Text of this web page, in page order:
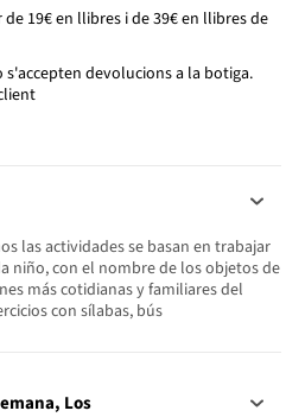
19€ en llibres i de 39€ en llibres de
devolucions a la botiga.
las actividades se basan en trabajar
niño, con el nombre de los objetos de
más cotidianas y familiares del
con sílabas, bús
Los